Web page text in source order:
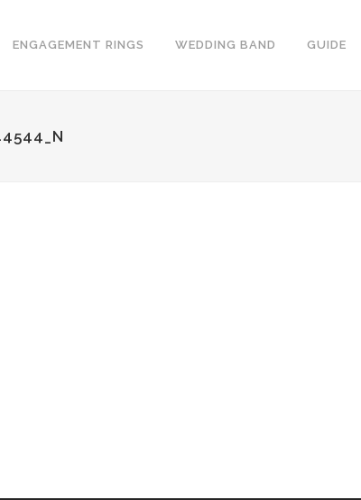
ENGAGEMENT RINGS WEDDING BAND GUIDE